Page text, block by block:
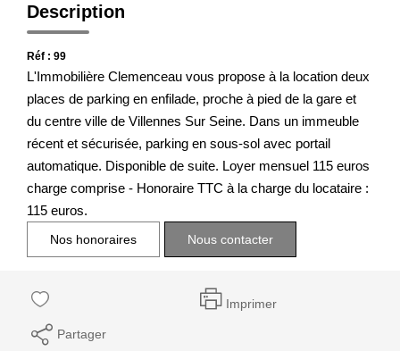
Description
Réf : 99
L'Immobilière Clemenceau vous propose à la location deux
places de parking en enfilade, proche à pied de la gare et
du centre ville de Villennes Sur Seine. Dans un immeuble
récent et sécurisée, parking en sous-sol avec portail
automatique. Disponible de suite. Loyer mensuel 115 euros
charge comprise - Honoraire TTC à la charge du locataire :
115 euros.
Nos honoraires Nous contacter
Imprimer
Partager